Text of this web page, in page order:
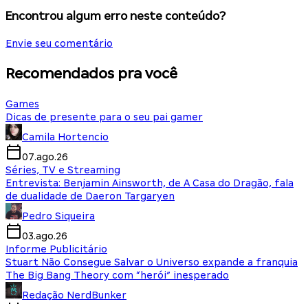
Encontrou algum erro neste conteúdo?
Envie seu comentário
Recomendados pra você
Games
Dicas de presente para o seu pai gamer
Camila Hortencio
07.ago.26
Séries, TV e Streaming
Entrevista: Benjamin Ainsworth, de A Casa do Dragão, fala
de dualidade de Daeron Targaryen
Pedro Siqueira
03.ago.26
Informe Publicitário
Stuart Não Consegue Salvar o Universo expande a franquia
The Big Bang Theory com “herói” inesperado
Redação NerdBunker